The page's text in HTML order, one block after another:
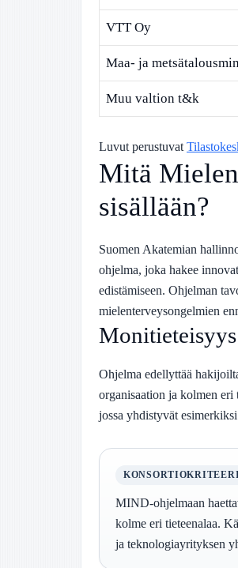
VTT Oy
Maa- ja
Muu valtion t&k
Luvut perustuvat
Mitä
sisällään?
Suomen Akatemian
ohjelma, joka hakee
edistämiseen. Ohjelman
mielenterveysongelmien
Ohjelma edellyttää
organisaation ja kolmen eri
jossa yhdistyvät
MIND-ohjelmaan
kolme eri tieteenalaa.
ja teknologiayrityksen